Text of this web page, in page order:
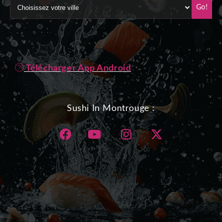
Go!
Télécharger App Android
Sushi In Montrouge :